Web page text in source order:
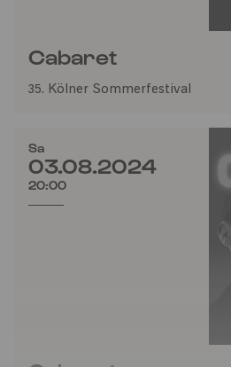
Cabaret
35. Kölner Sommerfestival
Sa
03.08.2024
20:00